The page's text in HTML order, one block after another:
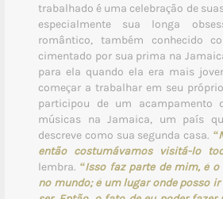
trabalhado é uma celebração de
especialmente sua longa
romântico, também conhecido
cimentado por sua prima na
para ela quando ela era mais
começar a trabalhar em seu
participou de um acampamento
músicas na Jamaica, um país
descreve como sua segunda casa.
então costumávamos visitá-lo
lembra. “Isso faz parte de mim, é
no mundo; é um lugar onde posso ir